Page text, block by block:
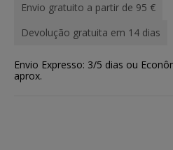
Envio gratuito a partir de 95 €
Devolução gratuita em 14 dias
Envio Expresso: 3/5 dias ou
aprox.